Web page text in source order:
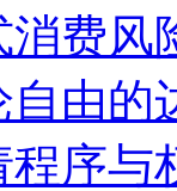
费风
自由
程序与